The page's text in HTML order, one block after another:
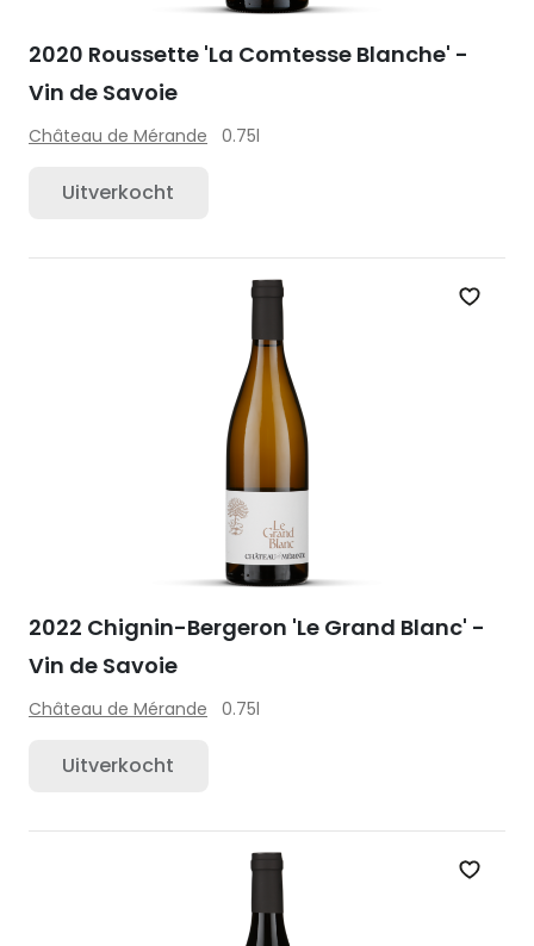
2020 Roussette 'La Comtesse Blanche' -
Vin de Savoie
Château de Mérande 0.75l
Uitverkocht
Zet
2022 Chignin-Bergeron 'Le Grand Blanc' -
Vin de Savoie
Château de Mérande 0.75l
Uitverkocht
Zet